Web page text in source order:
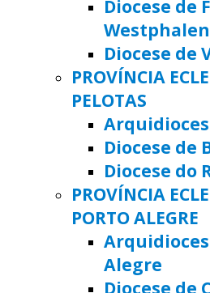
Diocese de
Westphalen
Diocese de
PROVÍNCIA
PELOTAS
Diocese de
Diocese do
PROVÍNCIA
PORTO ALEGRE
Alegre
Diocese de